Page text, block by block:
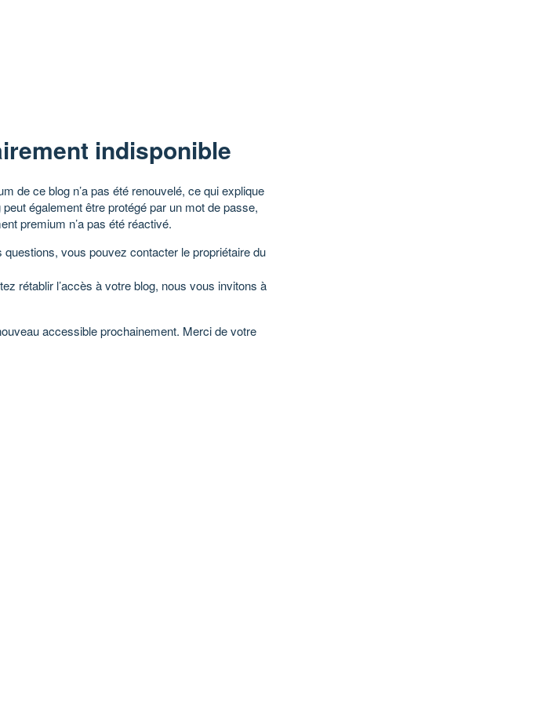
indisponible
de ce blog n’a pas été renouvelé, ce qui explique
également être protégé par un mot de passe,
premium n’a pas été réactivé.
questions, vous pouvez contacter le propriétaire du
rétablir l’accès à votre blog, nous vous invitons à
accessible prochainement. Merci de votre